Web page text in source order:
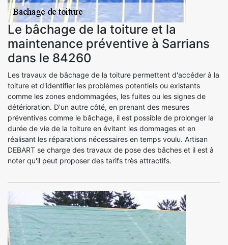
Le bâchage de la toiture et la
maintenance préventive à Sarrians
dans le 84260
Les travaux de bâchage de la toiture permettent d'accéder à la
toiture et d'identifier les problèmes potentiels ou existants
comme les zones endommagées, les fuites ou les signes de
détérioration. D'un autre côté, en prenant des mesures
préventives comme le bâchage, il est possible de prolonger la
durée de vie de la toiture en évitant les dommages et en
réalisant les réparations nécessaires en temps voulu. Artisan
DEBART se charge des travaux de pose des bâches et il est à
noter qu'il peut proposer des tarifs très attractifs.